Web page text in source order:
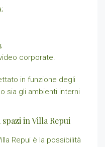
corporate.
in funzione degli
sia gli ambienti interni
in Villa Repui
Repui è la possibilità